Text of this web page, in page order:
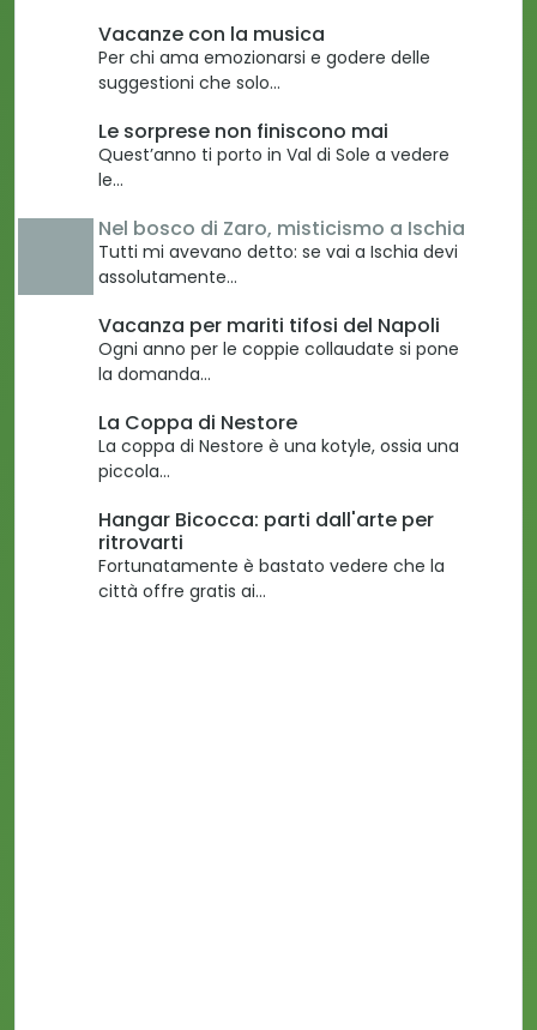
Vacanze con la musica
Per chi ama emozionarsi e godere delle
suggestioni che solo…
Le sorprese non finiscono mai
Quest’anno ti porto in Val di Sole a vedere
le…
Nel bosco di Zaro, misticismo a Ischia
Tutti mi avevano detto: se vai a Ischia devi
assolutamente…
Vacanza per mariti tifosi del Napoli
Ogni anno per le coppie collaudate si pone
la domanda…
La Coppa di Nestore
La coppa di Nestore è una kotyle, ossia una
piccola…
Hangar Bicocca: parti dall'arte per
ritrovarti
Fortunatamente è bastato vedere che la
città offre gratis ai…